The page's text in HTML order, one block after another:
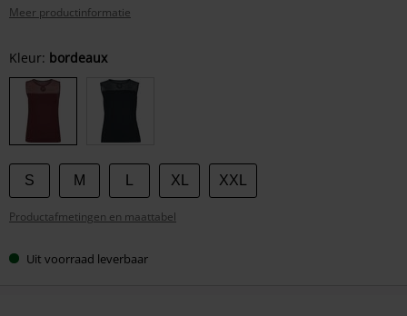
Meer productinformatie
Kies
je
maat
Kleur: bordeaux
S M XL XXL
Productafmetingen en maattabel
Uit voorraad leverbaar